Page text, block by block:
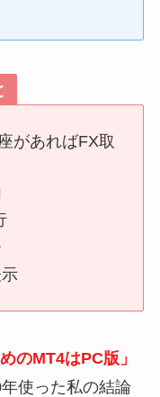
があればFX取
のMT4はPC版」
使った私の結論